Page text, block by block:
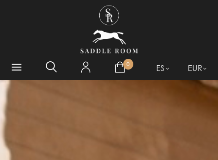
0 ES EUR
¿QUÉ ESTÁ BUSCANDO?